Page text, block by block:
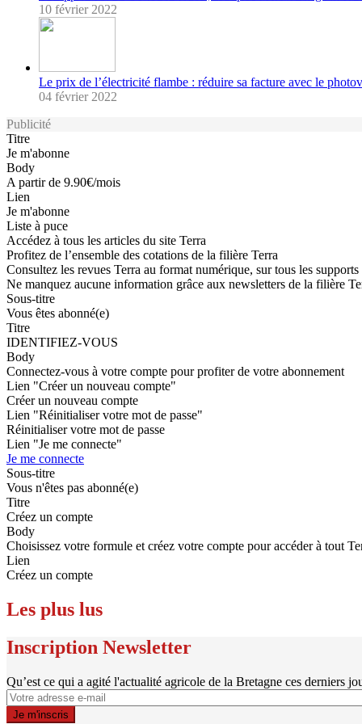
10 février 2022
Le prix de l’électricité flambe : réduire sa facture avec le
04 février 2022
Publicité
Titre
Je m'abonne
Body
A partir de 9.90€/mois
Lien
Je m'abonne
Liste à puce
Accédez à tous les articles du site Terra
Profitez de l’ensemble des cotations de la filière Terra
Consultez les revues Terra au format numérique, sur tous les supports
Ne manquez aucune information grâce aux newsletters de la filière
Sous-titre
Vous êtes abonné(e)
Titre
IDENTIFIEZ-VOUS
Body
Connectez-vous à votre compte pour profiter de votre abonnement
Lien "Créer un nouveau compte"
Créer un nouveau compte
Lien "Réinitialiser votre mot de passe"
Réinitialiser votre mot de passe
Lien "Je me connecte"
Je me connecte
Sous-titre
Vous n'êtes pas abonné(e)
Titre
Créez un compte
Body
Choisissez votre formule et créez votre compte pour accéder à tout
Lien
Créez un compte
Les plus lus
Inscription Newsletter
Qu’est ce qui a agité l'actualité agricole de la Bretagne ces derniers